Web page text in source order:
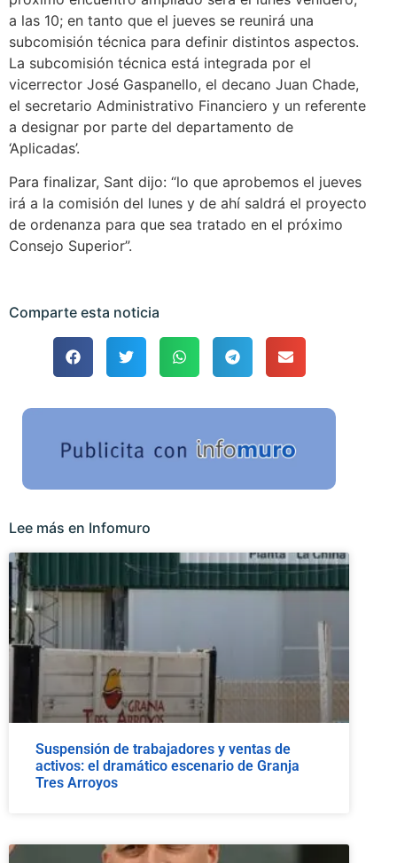
a las 10; en tanto que el jueves se reunirá una
subcomisión técnica para definir distintos aspectos.
La subcomisión técnica está integrada por el
vicerrector José Gaspanello, el decano Juan Chade,
el secretario Administrativo Financiero y un referente
a designar por parte del departamento de
‘Aplicadas’.
Para finalizar, Sant dijo: “lo que aprobemos el jueves
irá a la comisión del lunes y de ahí saldrá el proyecto
de ordenanza para que sea tratado en el próximo
Consejo Superior”.
Comparte esta noticia
Lee más en Infomuro
Suspensión de trabajadores y ventas de
activos: el dramático escenario de Granja
Tres Arroyos